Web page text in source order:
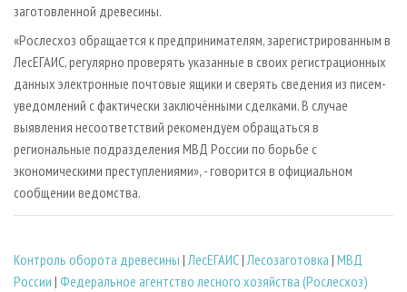
заготовленной древесины.
«Рослесхоз обращается к предпринимателям, зарегистрированным в
ЛесЕГАИС, регулярно проверять указанные в своих регистрационных
данных электронные почтовые ящики и сверять сведения из писем-
уведомлений с фактически заключёнными сделками. В случае
выявления несоответствий рекомендуем обращаться в
региональные подразделения МВД России по борьбе с
экономическими преступлениями», - говорится в официальном
сообщении ведомства.
Контроль оборота древесины |ЛесЕГАИС|Лесозаготовка | МВД
России | Федеральное агентство лесного хозяйства (Рослесхоз)